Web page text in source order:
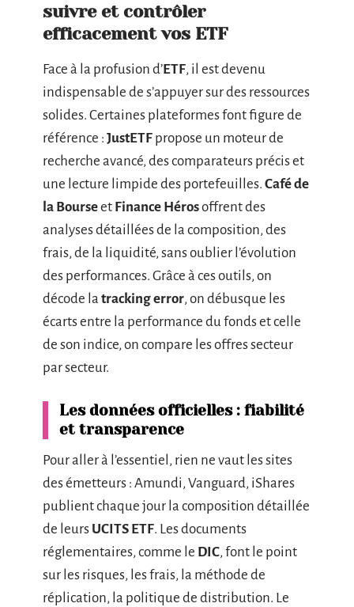
suivre et contrôler
efficacement vos ETF
Face à la profusion d’ETF, il est devenu
indispensable de s’appuyer sur des ressources
solides. Certaines plateformes font figure de
référence : JustETF propose un moteur de
recherche avancé, des comparateurs précis et
une lecture limpide des portefeuilles. Café de
la Bourseet Finance Hérosoffrent des
analyses détaillées de la composition, des
frais, de la liquidité, sans oublier l’évolution
des performances. Grâce à ces outils, on
décode la tracking error, on débusque les
écarts entre la performance du fonds et celle
de son indice, on compare les offres secteur
par secteur.
Les données officielles : fiabilité
et transparence
Pour aller à l’essentiel, rien ne vaut les sites
des émetteurs : Amundi, Vanguard, iShares
publient chaque jour la composition détaillée
de leurs UCITS ETF. Les documents
réglementaires, comme le DIC, font le point
sur les risques, les frais, la méthode de
réplication, la politique de distribution. Le